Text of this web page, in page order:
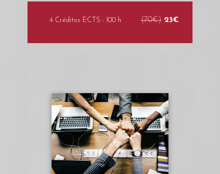
4 Créditos ECTS - 100 h (70€) 23€